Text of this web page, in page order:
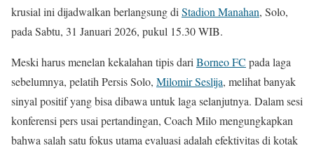
krusial ini dijadwalkan berlangsung di Stadion Manahan, Solo,
pada Sabtu, 31 Januari 2026, pukul 15.30 WIB.
Meski harus menelan kekalahan tipis dari Borneo FC pada laga
sebelumnya, pelatih Persis Solo, Milomir Seslija, melihat banyak
sinyal positif yang bisa dibawa untuk laga selanjutnya. Dalam sesi
konferensi pers usai pertandingan, Coach Milo mengungkapkan
bahwa salah satu fokus utama evaluasi adalah efektivitas di kotak